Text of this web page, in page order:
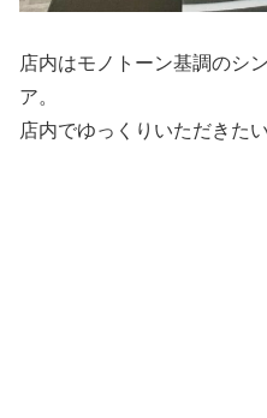
店内はモノトーン基調のシ
ア。
店内でゆっくりいただきたい